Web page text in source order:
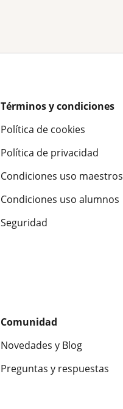
Términos y condiciones
Política de cookies
Política de privacidad
Condiciones uso maestros
Condiciones uso alumnos
Seguridad
Comunidad
Novedades y Blog
Preguntas y respuestas